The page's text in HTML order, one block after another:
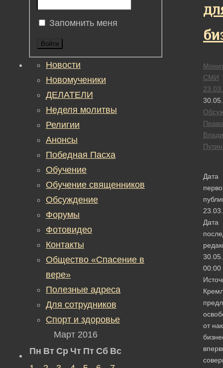
СМИ
Путин
Дата
Дата
00:00
от
Запомнить меня
Войти
Новости
Новомученики
ДЕЛАТЕЛИ
Неделя молитвы
Религии
Анонсы
Победная Пасха
Обучение
Обучение священников
Обсуждение
Форумы
Фотовидео
Контакты
Общество «Спасение в
вере»
Полезные адреса
Для сотрудников
Спорт и здоровье
Март 2016
Пн Вт Ср Чт Пт Сб Вс